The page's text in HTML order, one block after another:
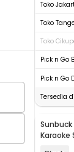
Toko
Toko
Toko
Pick n Go
Pick n Go
Tersedia di
Karaoke